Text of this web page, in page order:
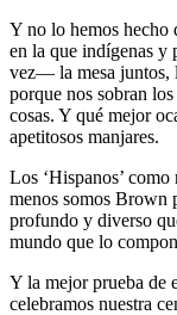
Y no lo hemos hecho
en la que indígenas
vez— la mesa juntos,
porque nos sobran
cosas. Y qué mejor
apetitosos manjares.
Los ‘Hispanos’ como
menos somos Brown
profundo y diverso
mundo que lo
Y la mejor prueba de
celebramos nuestra